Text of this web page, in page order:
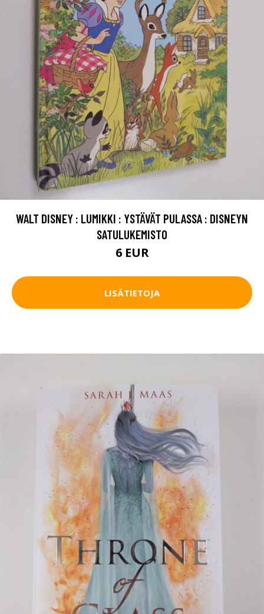
WALT DISNEY : LUMIKKI : YSTÄVÄT PULASSA : DISNEYN
SATULUKEMISTO
6 EUR
LISÄTIETOJA